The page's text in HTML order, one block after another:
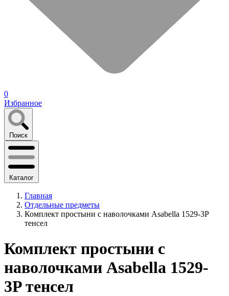
0
Избранное
Поиск
Каталог
Главная
Отдельные предметы
Комплект простыни с наволочками Asabella 1529-3P
тенсел
Комплект простыни с
наволочками Asabella 1529-
3P тенсел